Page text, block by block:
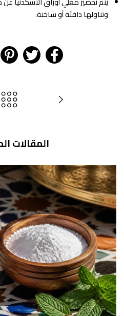
وتناولها دافئة أو ساخنة.
المقالات